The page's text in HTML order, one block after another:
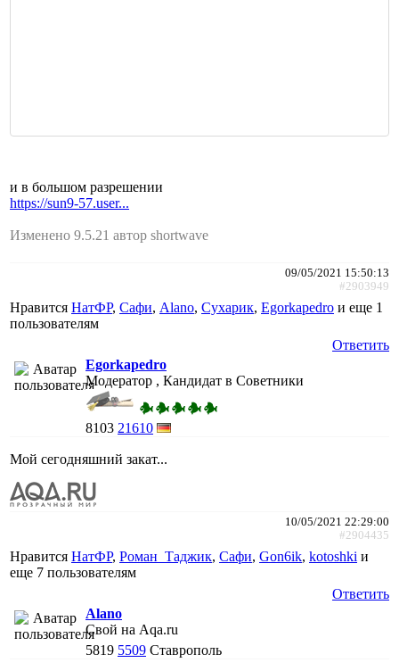
и в большом разрешении
https://sun9-57.user...
Изменено 9.5.21 автор shortwave
09/05/2021 15:50:13
#2903949
Нравится НатФР, Сафи, Alano, Сухарик, Egorkapedro и еще 1
пользователям
Ответить
Egorkapedro
Модератор , Кандидат в Советники
8103 21610
Мой сегодняшний закат...
10/05/2021 22:29:00
#2904435
Нравится НатФР, Роман_Таджик, Сафи, Gon6ik, kotoshki и
еще 7 пользователям
Ответить
Alano
Свой на Aqa.ru
5819 5509 Ставрополь